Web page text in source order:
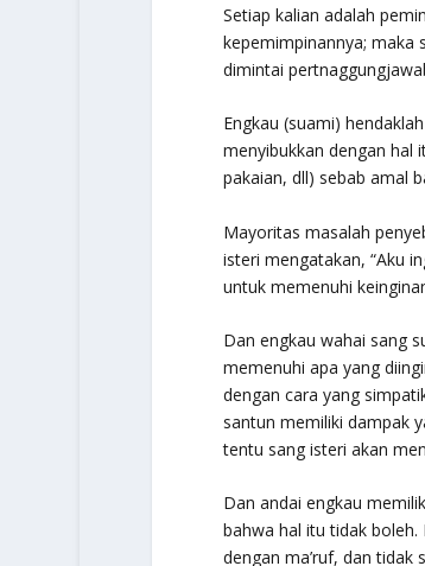
Setiap kalian adalah
kepemimpinannya; maka
dimintai
Engkau (suami)
menyibukkan dengan hal
pakaian, dll) sebab amal
Mayoritas masalah
isteri mengatakan, “Aku
untuk memenuhi
Dan engkau wahai sang
memenuhi apa yang
dengan cara yang
santun memiliki dampak
tentu sang isteri akan
Dan andai engkau
bahwa hal itu tidak
dengan ma’ruf, dan